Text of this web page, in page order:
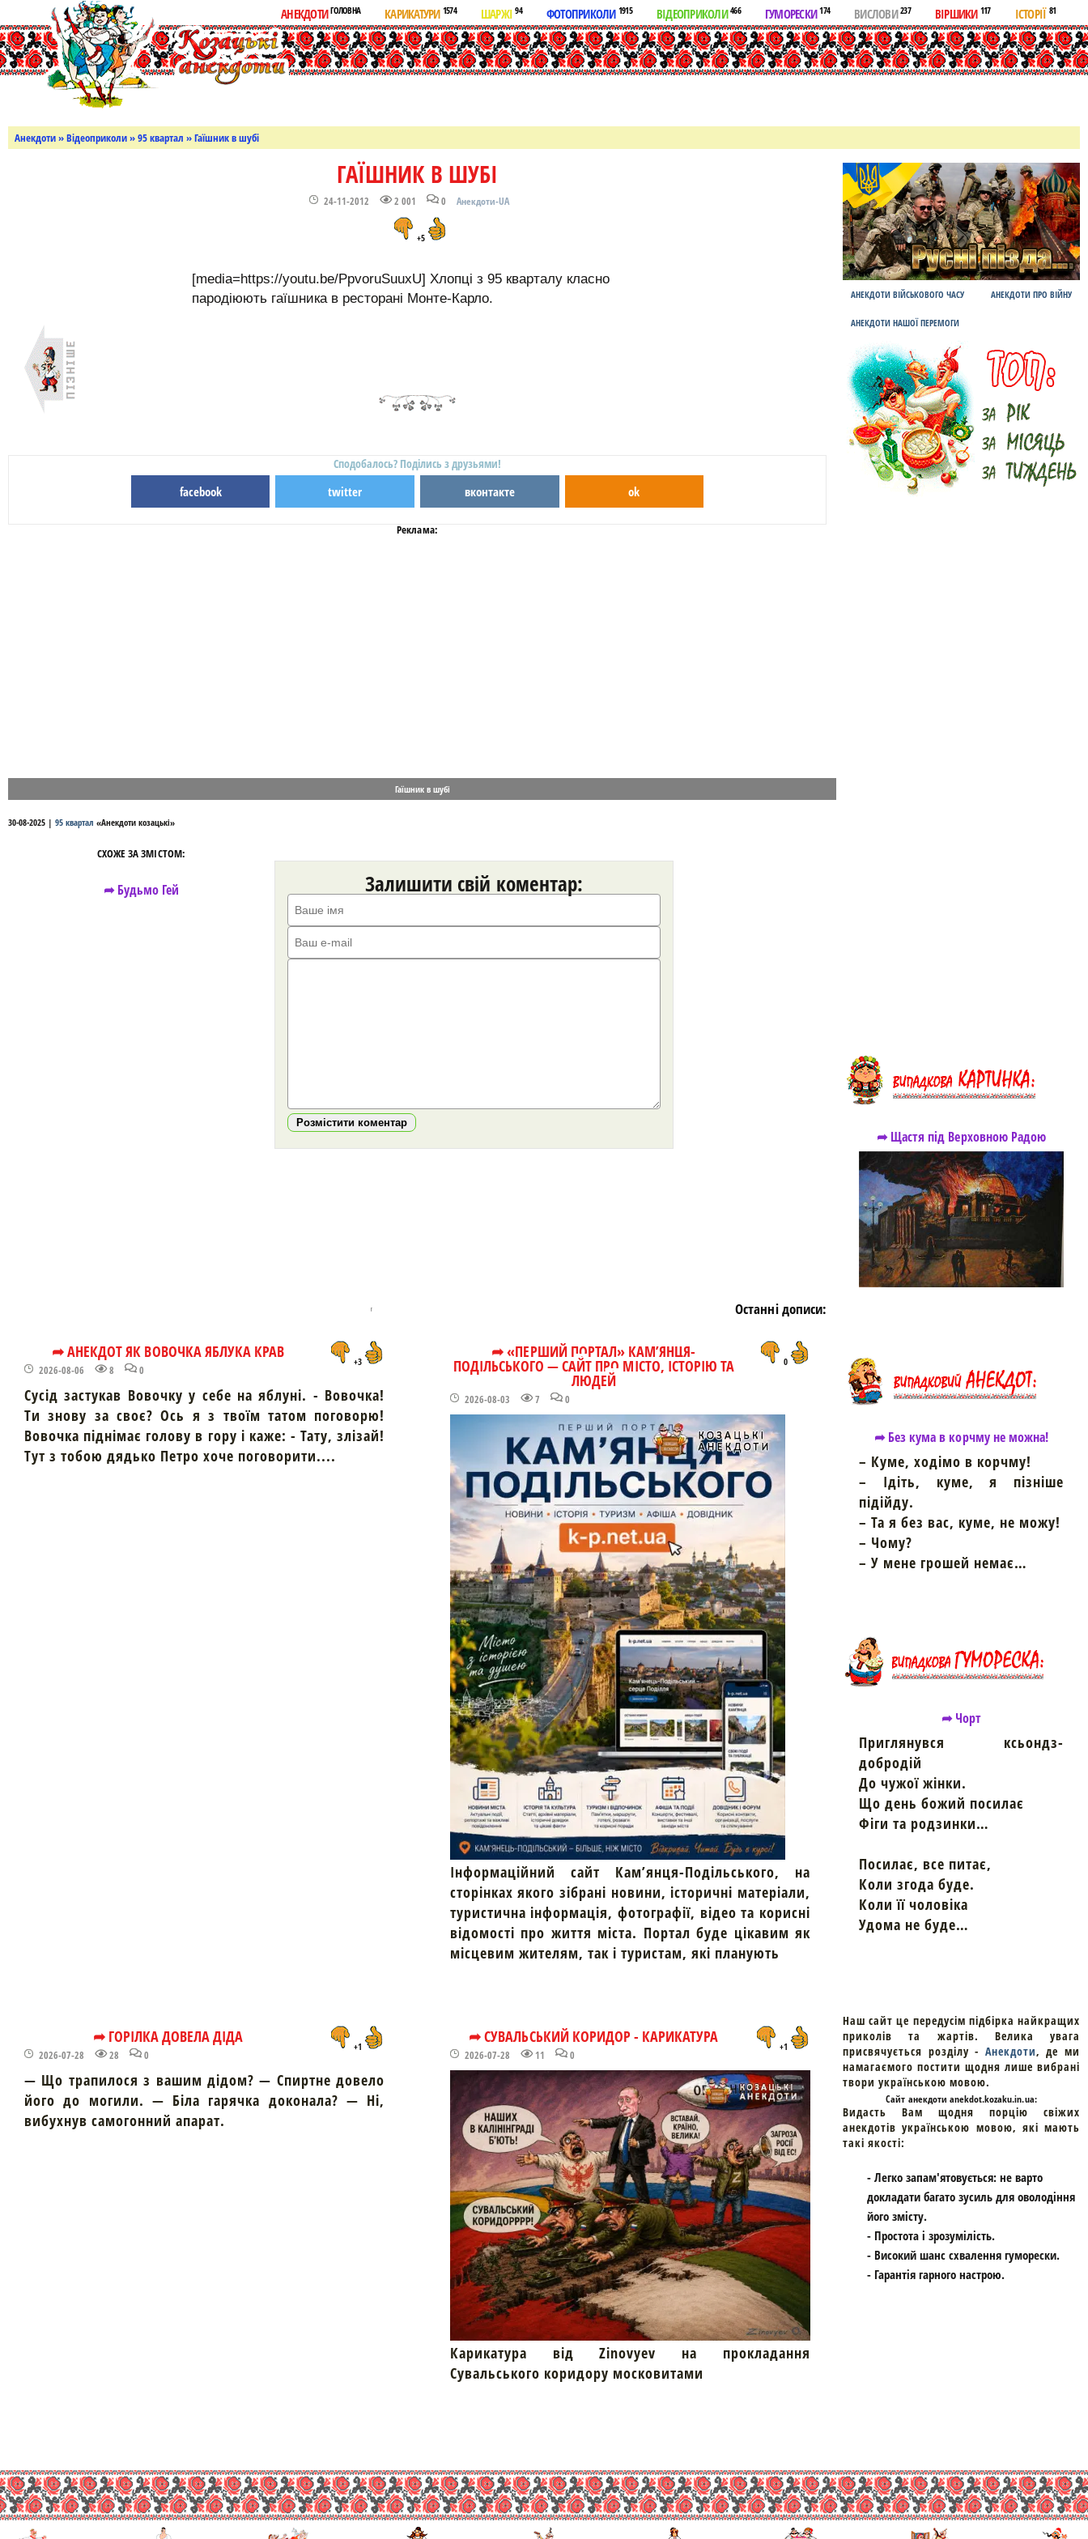
АНЕКДОТИГОЛОВНА КАРИКАТУРИ 1574 ШАРЖІ94 ФОТОПРИКОЛИ 1915 ВІДЕОПРИКОЛИ466 ГУМОРЕСКИ174 ВИСЛОВИ237 ВІРШИКИ 117 ІСТОРІЇ 81
Анекдоти»Відеоприколи»95 квартал » Гаїшник в шубі
ГАЇШНИК В ШУБІ
24-11-2012 2 001 0 Анекдоти-UA
+5
[media=https://youtu.be/PpvoruSuuxU] Хлопці з 95 кварталу класно
пародіюють гаїшника в ресторані Монте-Карло.
Сподобалось? Поділись з друзьями!
facebook twitter вконтакте ok
Реклама:
Гаїшник в шубі
30-08-2025 | 95 квартал «Анекдоти козацькі»
СХОЖЕ ЗА ЗМІСТОМ:
➦ Будьмо Гей Залишити свій коментар:
Розмістити коментар
Останні дописи:
➦ АНЕКДОТ ЯК ВОВОЧКА ЯБЛУКА КРАВ
2026-08-06 8 0
+3
Сусід застукав Вовочку у себе на яблуні. - Вовочка!
Ти знову за своє? Ось я з твоїм татом поговорю!
Вовочка піднімає голову в гору і каже: - Тату, злізай!
Тут з тобою дядько Петро хоче поговорити....
➦ «ПЕРШИЙ ПОРТАЛ» КАМ’ЯНЦЯ-
ПОДІЛЬСЬКОГО — САЙТ ПРО МІСТО, ІСТОРІЮ ТА
ЛЮДЕЙ
2026-08-03 7 0
0
Інформаційний сайт Кам’янця-Подільського, на
сторінках якого зібрані новини, історичні матеріали,
туристична інформація, фотографії, відео та корисні
відомості про життя міста. Портал буде цікавим як
місцевим жителям, так і туристам, які планують
➦ ГОРІЛКА ДОВЕЛА ДІДА
2026-07-28 28 0
+1
— Що трапилося з вашим дідом? — Спиртне довело
його до могили. — Біла гарячка доконала? — Ні,
вибухнув самогонний апарат.
➦ СУВАЛЬСЬКИЙ КОРИДОР - КАРИКАТУРА
2026-07-28 11 0
+1
Карикатура від Zinovyev на прокладання
Сувальського коридору московитами
АНЕКДОТИ ВІЙСЬКОВОГО ЧАСУ АНЕКДОТИ ПРО ВІЙНУ
АНЕКДОТИ НАШОЇ ПЕРЕМОГИ
➦ Щастя під Верховною Радою
➦ Без кума в корчму не можна!
– Куме, ходімо в корчму!
– Ідіть, куме, я пізніше
підійду.
– Та я без вас, куме, не можу!
– Чому?
– У мене грошей немає…
➦ Чорт
Приглянувся ксьондз-
добродій
До чужої жінки.
Що день божий посилає
Фіги та родзинки…
Посилає, все питає,
Коли згода буде.
Коли її чоловіка
Удома не буде…
Наш сайт це передусім підбірка найкращих
приколів та жартів. Велика увага
присвячується розділу - Анекдоти, де ми
намагаємого постити щодня лише вибрані
твори українською мовою.
Cайт анекдоти anekdot.kozaku.in.ua:
Видасть Вам щодня порцію свіжих
анекдотів українською мовою, які мають
такі якості:
- Легко запам'ятовується: не варто
докладати багато зусиль для оволодіння
його змісту.
- Простота і зрозумілість.
- Високий шанс схвалення гуморески.
- Гарантія гарного настрою.